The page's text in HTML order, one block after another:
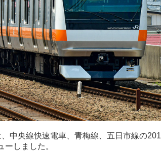
中央線快速電車、青梅線、五日市線の201
しました。